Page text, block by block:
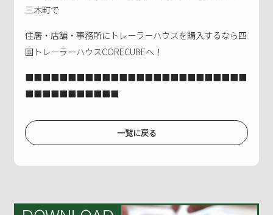
三木町で
住居・店舗・事務所にトレーラーハウスを購入するなら四
国トレーラーハウスCORECUBEへ！
■■■■■■■■■■■■■■■■■■■■■■■■■■
■■■■■■■■■■■
一覧に戻る